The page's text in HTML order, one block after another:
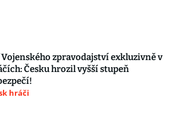
Vojenského zpravodajství exkluzivně v
Česku hrozil vyšší stupeň
hráči